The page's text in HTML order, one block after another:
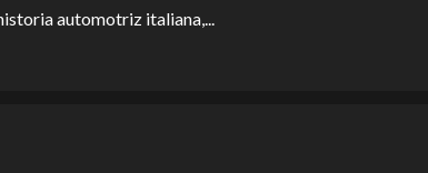
automotriz italiana,...